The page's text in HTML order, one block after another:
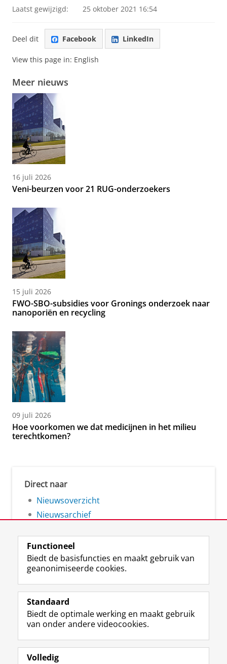
Laatst gewijzigd: 25 oktober 2021 16:54
Deel dit Facebook LinkedIn
View this page in: English
Meer nieuws
16 juli 2026
Veni-beurzen voor 21 RUG-onderzoekers
15 juli 2026
FWO-SBO-subsidies voor Gronings onderzoek naar
nanoporiën en recycling
09 juli 2026
Hoe voorkomen we dat medicijnen in het milieu
terechtkomen?
Direct naar
Nieuwsoverzicht
Nieuwsarchief
Volg de RUG
F
a
e
b
o
L
i
k
e
I
R
S
-
f
e
I
n
t
r
Y
o
T
e
Studiekiezers
Alumni
Functioneel
Biedt de basisfuncties en maakt gebruik van
geanonimiseerde cookies.
Standaard
Biedt de optimale werking en maakt gebruik
van onder andere videocookies.
Volledig